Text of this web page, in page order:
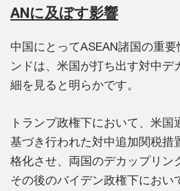
ANに及ぼす影響
中国にとってASEAN諸国の重
ンドは、米国が打ち出す対中デ
細を見ると明らかです。
トランプ政権下において、米国
基づき行われた対中追加関税措
格化させ、両国のデカップリン
その後のバイデン政権下におい